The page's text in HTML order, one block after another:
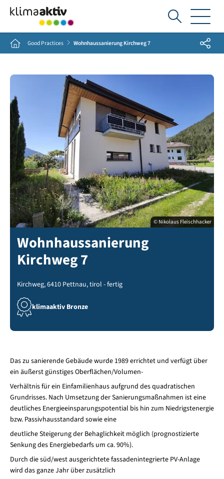
Ich
suche...
Home Good Practices Wohnhaussanierung Kirchweg 7 Share
© Nikolaus Fleischhacker
Wohnhaussanierung
Kirchweg 7
Kirchweg, 6410 Pettnau, tirol - fertig
klimaaktiv Bronze
Das zu sanierende Gebäude wurde 1989 errichtet und verfügt über
ein äußerst günstiges Oberflächen/Volumen-
Verhältnis für ein Einfamilienhaus aufgrund des quadratischen
Grundrisses. Nach Umsetzung der Sanierungsmaßnahmen ist eine
deutliches Energieeinsparungspotential bis hin zum Niedrigstenergie
bzw. Passivhausstandard sowie eine
deutliche Steigerung der Behaglichkeit möglich (prognostizierte
Senkung des Energiebedarfs um ca. 90%).
Durch die süd/west ausgerichtete fassadenintegrierte PV-Anlage
wird das ganze Jahr über zusätzlich